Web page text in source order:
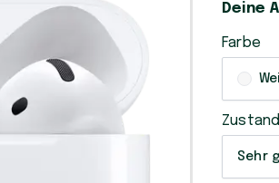
Deine
Farbe
Zustand
Sehr